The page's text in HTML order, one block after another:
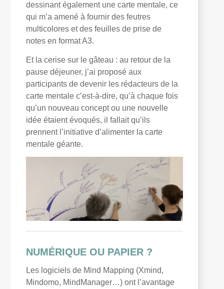
dessinant également une carte mentale, ce
qui m’a amené à fournir des feutres
multicolores et des feuilles de prise de
notes en format A3.
Et la cerise sur le gâteau : au retour de la
pause déjeuner, j’ai proposé aux
participants de devenir les rédacteurs de la
carte mentale c’est-à-dire, qu’à chaque fois
qu’un nouveau concept ou une nouvelle
idée étaient évoqués, il fallait qu’ils
prennent l’initiative d’alimenter la carte
mentale géante.
NUMÉRIQUE OU PAPIER ?
Les logiciels de Mind Mapping (Xmind,
Mindomo, MindManager…) ont l’avantage